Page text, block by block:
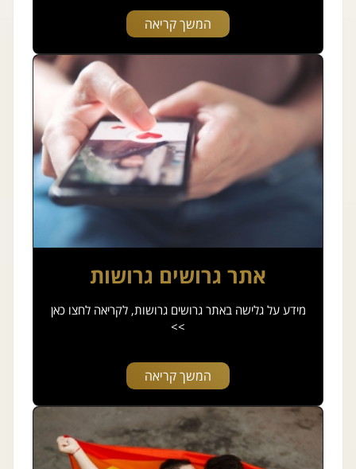
המשך קריאה
אתר גרושים גרושות
מידע על גלישה באתר גרושים גרושות, לקריאה לחצו כאן
>>
המשך קריאה